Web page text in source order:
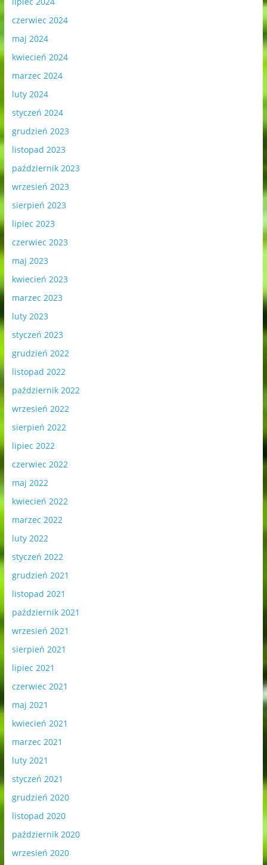
czerwiec 2024
maj 2024
kwiecień 2024
marzec 2024
luty 2024
styczeń 2024
grudzień 2023
listopad 2023
październik 2023
wrzesień 2023
sierpień 2023
lipiec 2023
czerwiec 2023
maj 2023
kwiecień 2023
marzec 2023
luty 2023
styczeń 2023
grudzień 2022
listopad 2022
październik 2022
wrzesień 2022
sierpień 2022
lipiec 2022
czerwiec 2022
maj 2022
kwiecień 2022
marzec 2022
luty 2022
styczeń 2022
grudzień 2021
listopad 2021
październik 2021
wrzesień 2021
sierpień 2021
lipiec 2021
czerwiec 2021
maj 2021
kwiecień 2021
marzec 2021
luty 2021
styczeń 2021
grudzień 2020
listopad 2020
październik 2020
wrzesień 2020